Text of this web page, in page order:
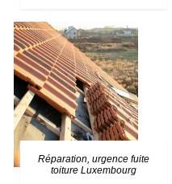
Réparation, urgence fuite
toiture Luxembourg